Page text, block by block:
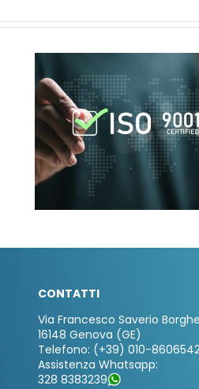
CONTATTI
Via Francesco Saverio
16148 Genova (GE)
Telefono: (+39) 010-
Assistenza Whatsapp:
328 8383239